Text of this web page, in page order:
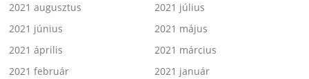
2021 augusztus
2021 július
2021 június
2021 május
2021 április
2021 március
2021 február
2021 január